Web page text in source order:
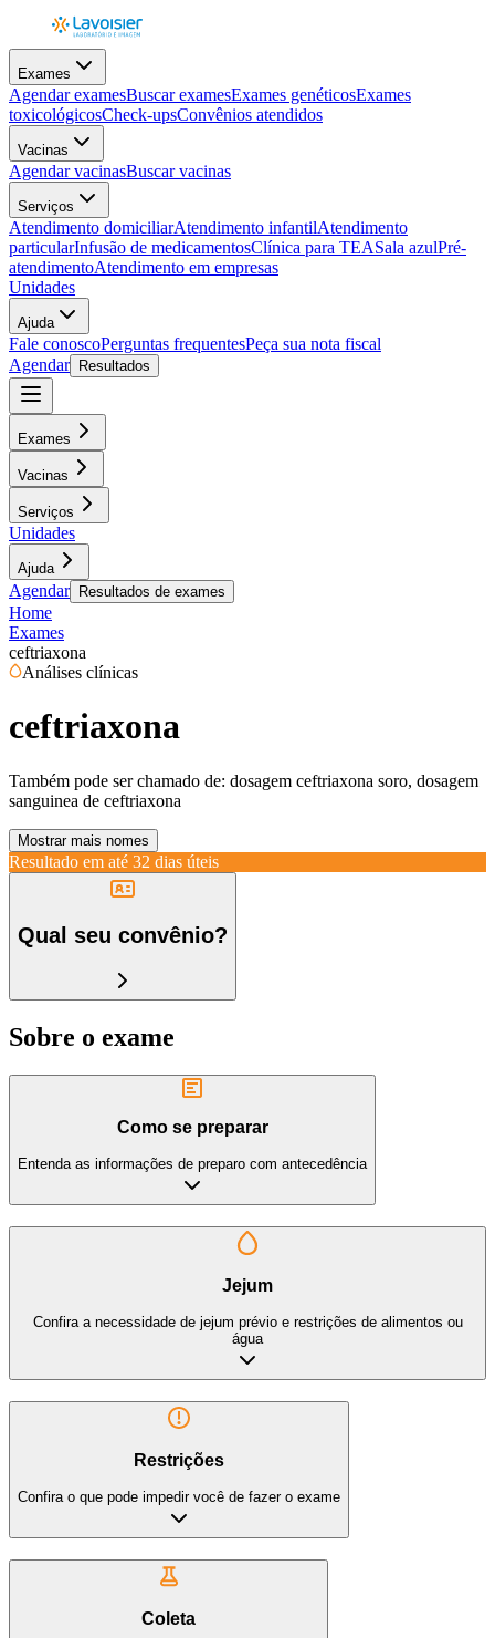
Exames
Agendar examesBuscar examesExames genéticosExames
toxicológicosCheck-upsConvênios atendidos
Vacinas
Agendar vacinasBuscar vacinas
Serviços
Atendimento domiciliarAtendimento infantilAtendimento
particularInfusão de medicamentosClínica para TEASala azulPré-
atendimentoAtendimento em empresas
Unidades
Ajuda
Fale conoscoPerguntas frequentesPeça sua nota fiscal
Agendar
Resultados
Exames
Vacinas
Serviços
Unidades
Ajuda
Agendar Resultados de exames
Home
Exames
ceftriaxona
Análises clínicas
ceftriaxona
Também pode ser chamado de: dosagem ceftriaxona soro, dosagem
sanguinea de ceftriaxona
Mostrar mais nomes
Resultado em até 32 dias úteis
Qual seu convênio?
Sobre o exame
Como se preparar
Entenda as informações de preparo com antecedência
Jejum
Confira a necessidade de jejum prévio e restrições de alimentos ou
água
Restrições
Confira o que pode impedir você de fazer o exame
Coleta